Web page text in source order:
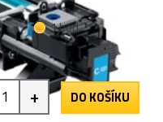
1 bod
+ DO KOŠÍKU